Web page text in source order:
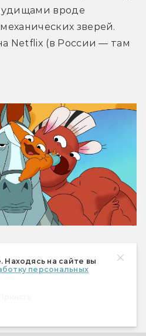
на сайте вы
персональных
вроде
зверей.
Netflix (в России — там
сезоном. Этот
эмоциональный